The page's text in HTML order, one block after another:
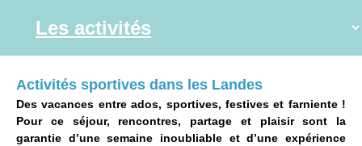
Activités sportives dans les Landes
Des vacances entre ados, sportives, festives et farniente !
Pour ce séjour, rencontres, partage et plaisir sont la
garantie d’une semaine inoubliable et d’une expérience